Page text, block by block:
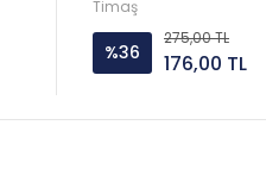
Timaş
%36
275,00 TL
176,00 TL